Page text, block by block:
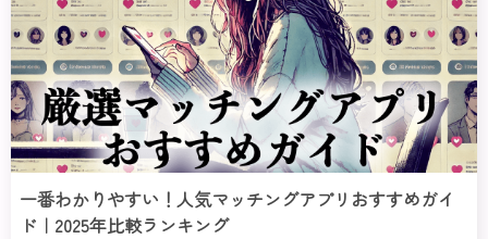
一番わかりやすい！人気マッチングアプリおすすめガイ
ド｜2025年比較ランキング